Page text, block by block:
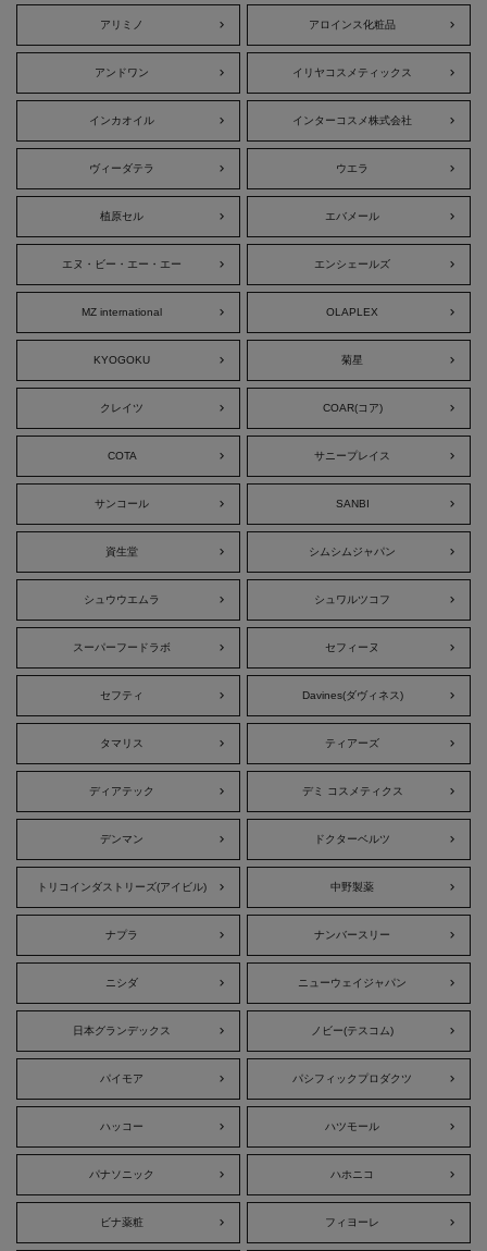
アリミノ アロインス化粧品
アンドワン イリヤコスメティックス
インカオイル インターコスメ株式会社
ヴィーダテラ ウエラ
植原セル エバメール
エヌ・ビー・エー・エー エンシェールズ
MZ international OLAPLEX
KYOGOKU 菊星
クレイツ COAR(コア)
COTA サニープレイス
サンコール SANBI
資生堂 シムシムジャパン
シュウウエムラ シュワルツコフ
スーパーフードラボ セフィーヌ
セフティ Davines(ダヴィネス)
タマリス ティアーズ
ディアテック デミ コスメティクス
デンマン ドクターベルツ
トリコインダストリーズ(アイビル) 中野製薬
ナプラ ナンバースリー
ニシダ ニューウェイジャパン
日本グランデックス ノビー(テスコム)
パイモア パシフィックプロダクツ
ハッコー ハツモール
パナソニック ハホニコ
ビナ薬粧 フィヨーレ